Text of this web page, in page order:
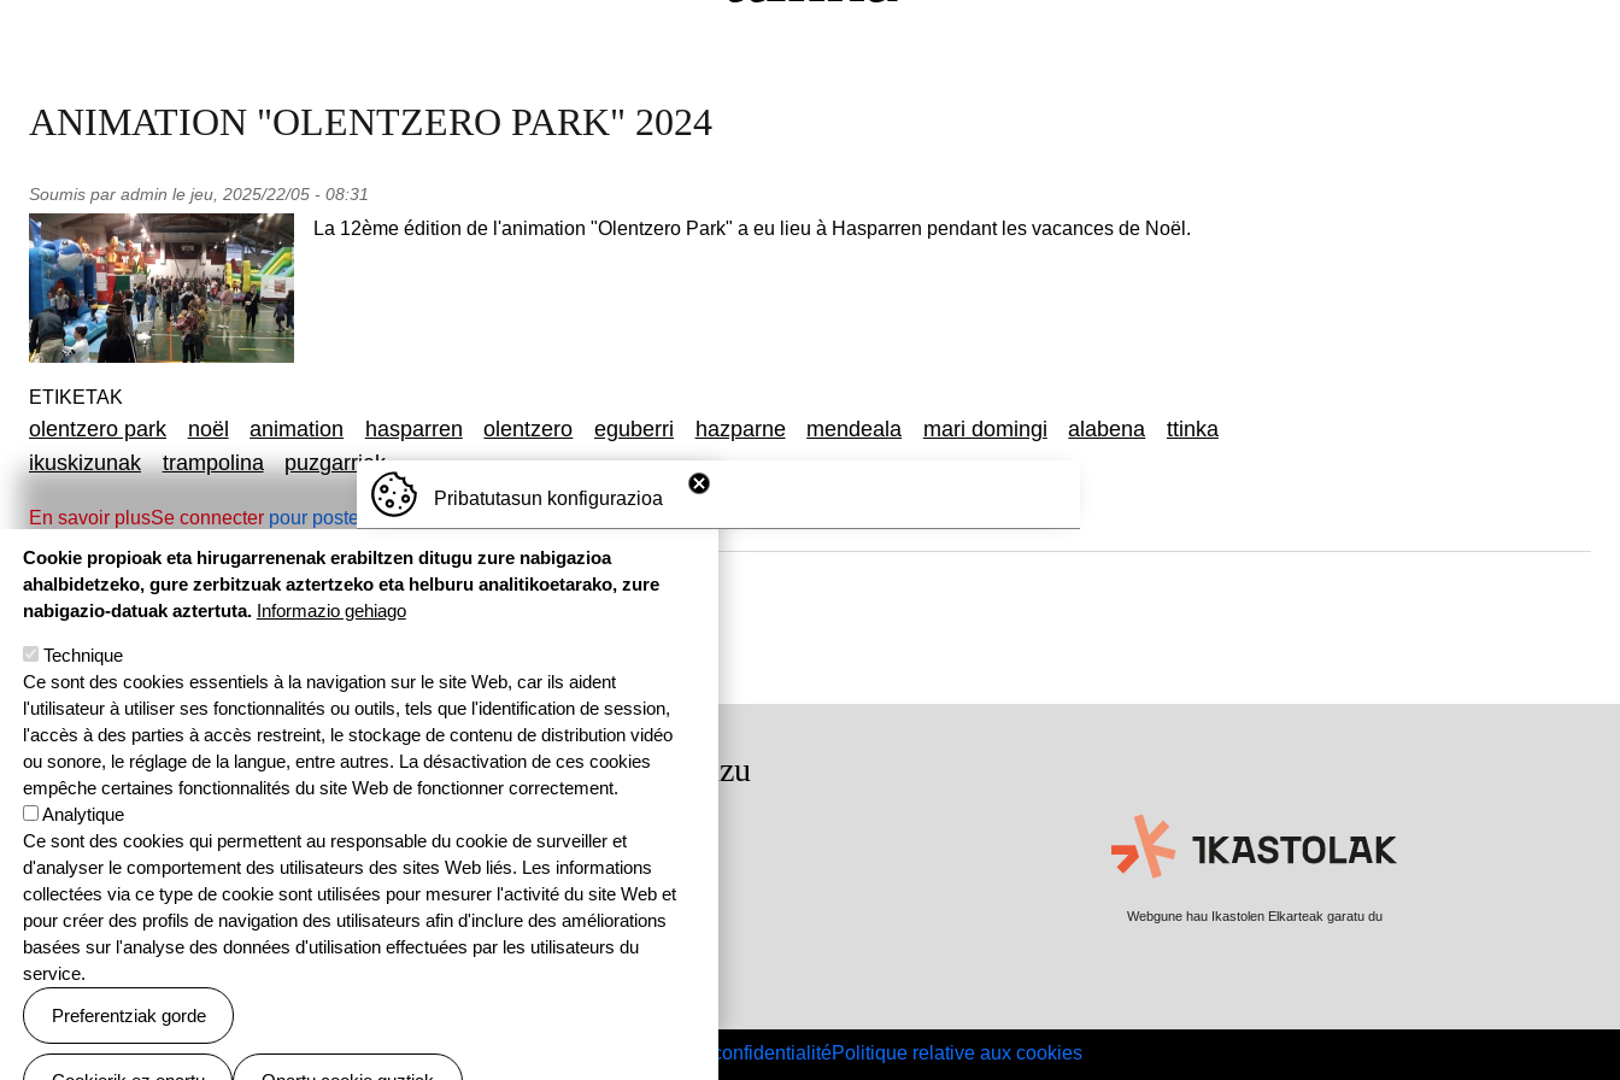
ANIMATION "OLENTZERO PARK" 2024
Soumis par admin le jeu, 2025/22/05 - 08:31
La 12ème édition de l'animation "Olentzero Park" a eu lieu à Hasparren pendant les vacances de Noël.
ETIKETAK
olentzero park noël animation hasparren olentzero eguberri hazparne mendeala mari domingi alabena
ttinka
ikuskizunak
trampolina puzgarriak
En savoir plussur ANIMATION "OLENTZERO PARK" 2024
Se connecter pour poster des commentaires
Hemen aurkituko gaituzu
Pouponniere Bidea, 64250 KANBO
T: 05 59 52 49 24 | F: 05 59 52 88 87
Sarean Webgune hau Ikastolen Elkarteak garatu du
Menu Pied de page
Politique de confidentialitéPolitique relative aux cookies
Pribatutasun konfigurazioa
Cookie propioak eta hirugarrenenak erabiltzen ditugu zure nabigazioa
ahalbidetzeko, gure zerbitzuak aztertzeko eta helburu analitikoetarako, zure
nabigazio-datuak aztertuta. Informazio gehiago
Technique
Ce sont des cookies essentiels à la navigation sur le site Web, car ils aident
l'utilisateur à utiliser ses fonctionnalités ou outils, tels que l'identification de session,
l'accès à des parties à accès restreint, le stockage de contenu de distribution vidéo
ou sonore, le réglage de la langue, entre autres. La désactivation de ces cookies
empêche certaines fonctionnalités du site Web de fonctionner correctement.
Analytique
Ce sont des cookies qui permettent au responsable du cookie de surveiller et
d'analyser le comportement des utilisateurs des sites Web liés. Les informations
collectées via ce type de cookie sont utilisées pour mesurer l'activité du site Web et
pour créer des profils de navigation des utilisateurs afin d'inclure des améliorations
basées sur l'analyse des données d'utilisation effectuées par les utilisateurs du
service.
Preferentziak gorde